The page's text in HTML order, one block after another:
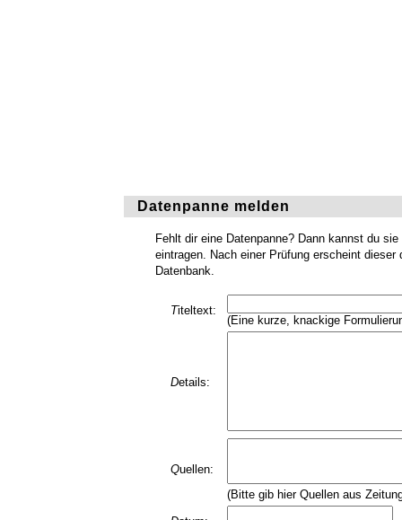
Datenpanne melden
Fehlt dir eine Datenpanne? Dann kannst du
eintragen. Nach einer Prüfung erscheint dieser
Datenbank.
Titeltext:
(Eine kurze, knackige
Details:
Quellen:
(Bitte gib hier Quellen aus